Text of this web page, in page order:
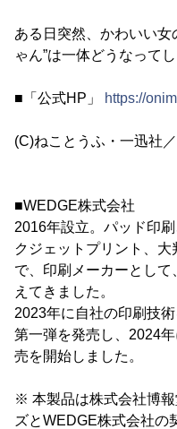
ある日突然、かわいい女
ゃん”は一体どうなって
■「公式HP」 https://
(C)ねことうふ・一迅社
■WEDGE株式会社
2016年設立。パッド印
クジェットプリント、
で、印刷メーカーとし
えてきました。
2023年に自社の印刷技
第一弾を発売し、2024
売を開始しました。
※ 本製品は株式会社博
ズとWEDGE株式会社の